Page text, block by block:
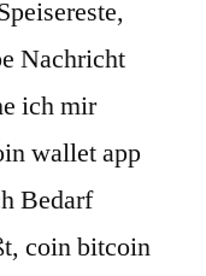
Nachricht
ich mir
wallet app
Bedarf
coin bitcoin